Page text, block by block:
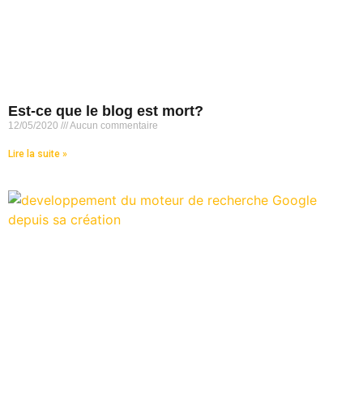
Est-ce que le blog est mort?
12/05/2020 Aucun commentaire
Lire la suite »